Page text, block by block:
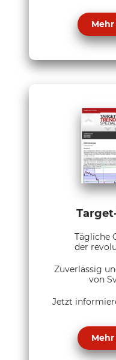
Tägliche
der
Zuverlässig
von
Jetzt